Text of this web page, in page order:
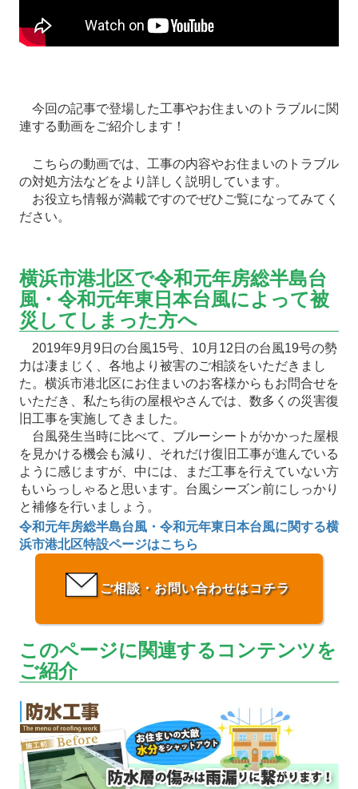
今回の記事で登場した工事やお住まいのトラブルに関
連する動画をご紹介します！
こちらの動画では、工事の内容やお住まいのトラブル
の対処方法などをより詳しく説明しています。
お役立ち情報が満載ですのでぜひご覧になってみてく
ださい。
横浜市港北区で令和元年房総半島台
風・令和元年東日本台風によって被
災してしまった方へ
2019年9月9日の台風15号、10月12日の台風19号の勢
力は凄まじく、各地より被害のご相談をいただきまし
た。横浜市港北区にお住まいのお客様からもお問合せを
いただき、私たち街の屋根やさんでは、数多くの災害復
旧工事を実施してきました。
台風発生当時に比べて、ブルーシートがかかった屋根
を見かける機会も減り、それだけ復旧工事が進んでいる
ように感じますが、中には、まだ工事を行えていない方
もいらっしゃると思います。台風シーズン前にしっかり
と補修を行いましょう。
令和元年房総半島台風・令和元年東日本台風に関する横
浜市港北区特設ページはこちら
ご相談・お問い合わせはコチラ
このページに関連するコンテンツを
ご紹介